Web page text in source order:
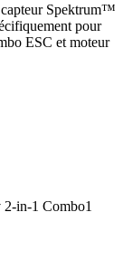
capteur Spektrum™
pour
ESC et moteur
2-in-1 Combo1